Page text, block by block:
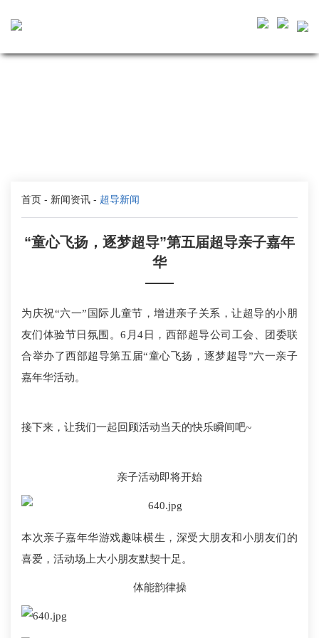
首页 - 新闻资讯 - 超导新闻
“童心飞扬，逐梦超导”第五届超导亲子嘉年
华
——
为庆祝“六一”国际儿童节，增进亲子关系，让超导的小朋
友们体验节日氛围。6月4日，西部超导公司工会、团委联
合举办了西部超导第五届“童心飞扬，逐梦超导”六一亲子
嘉年华活动。
接下来，让我们一起回顾活动当天的快乐瞬间吧~
亲子活动即将开始
本次亲子嘉年华游戏趣味横生，深受大朋友和小朋友们的
喜爱，活动场上大小朋友默契十足。
体能韵律操